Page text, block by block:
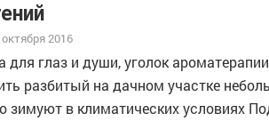
2016
для глаз и души, уголок
разбитый на дачном участке
зимуют в климатических условиях